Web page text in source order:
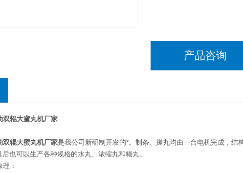
产品咨询
双辊大蜜丸机厂家
双辊大蜜丸机厂家是我公司新研制开发的*。制条、搓丸均由一台电机完成，结
也可以生产各种规格的水丸、浓缩丸和糊丸。
：